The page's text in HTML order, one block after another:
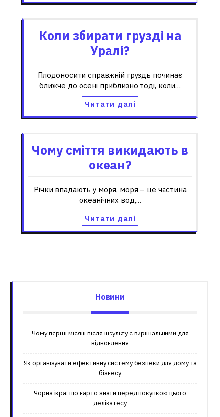
Коли збирати грузді на
Уралі?
Плодоносити справжній груздь починає
ближче до осені приблизно тоді, коли…
Читати далі
Чому сміття викидають в
океан?
Річки впадають у моря, моря – це частина
океанічних вод,…
Читати далі
Новини
Чому перші місяці після інсульту є вирішальними для
відновлення
Як організувати ефективну систему безпеки для дому та
бізнесу
Чорна ікра: що варто знати перед покупкою цього
делікатесу